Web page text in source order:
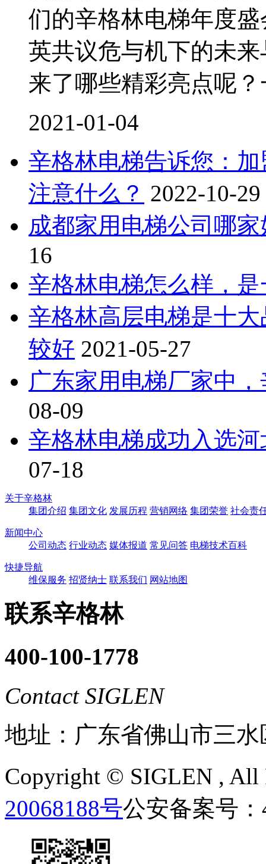
们的辛格林电梯年度
英共议危与机下的未
来了哪些精彩亮点呢
2021-01-04
辛格林电梯告诉您：
注意什么？ 2022-10-29
成都家用电梯公司哪
16
辛格林电梯怎么样，
辛格林高层电梯是十
较好 2021-05-27
广东家用电梯厂家中
08-09
辛格林电梯成功入选
07-18
关于辛格林
集团介绍 集团文化 发展历程 营销网络 集团荣誉 社会责
新闻中心
公司动态 行业动态 媒体报道 常见问答 电梯技术百科
快捷导航
维保服务 招贤纳士 联系我们 网站地图
联系辛格林
400-100-1778
Contact SIGLEN
地址：广东省佛山市三
Copyright © SIGLEN , All
20068188号公安备案号：